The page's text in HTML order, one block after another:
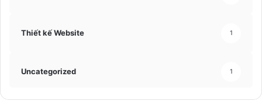
Thiết kế Website 1
Uncategorized 1